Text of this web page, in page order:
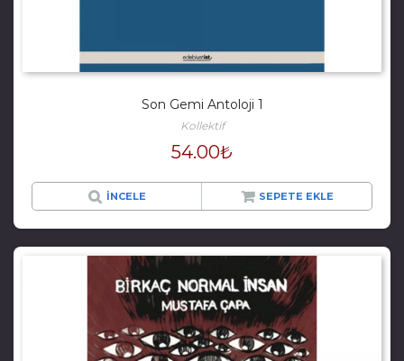
Son Gemi Antoloji 1
Kollektif
54.00₺
İNCELE SEPETE EKLE